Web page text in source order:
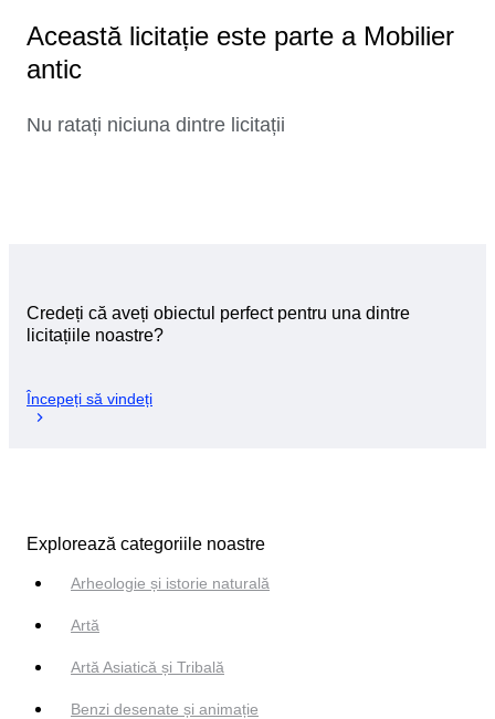
Această licitație este parte a Mobilier
antic
Nu ratați niciuna dintre licitații
Credeți că aveți obiectul perfect pentru una dintre
licitațiile noastre?
Începeți să vindeți
Explorează categoriile noastre
Arheologie și istorie naturală
Artă
Artă Asiatică și Tribală
Benzi desenate și animație